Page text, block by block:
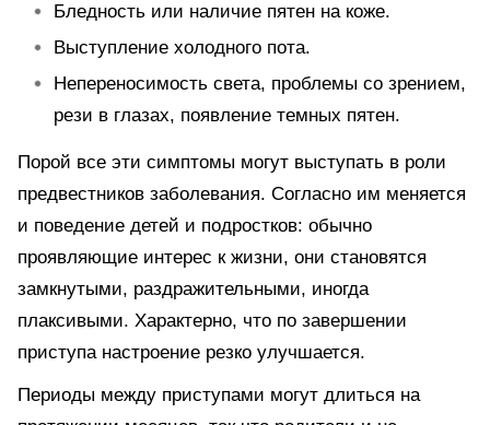
Бледность или наличие пятен на коже.
Выступление холодного пота.
Непереносимость света, проблемы со зрением,
рези в глазах, появление темных пятен.
Порой все эти симптомы могут выступать в роли
предвестников заболевания. Согласно им меняется
и поведение детей и подростков: обычно
проявляющие интерес к жизни, они становятся
замкнутыми, раздражительными, иногда
плаксивыми. Характерно, что по завершении
приступа настроение резко улучшается.
Периоды между приступами могут длиться на